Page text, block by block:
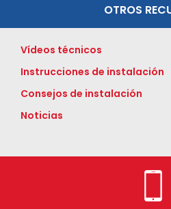
OTROS
Vídeos técnicos
Instrucciones de instalación
Consejos de instalación
Noticias